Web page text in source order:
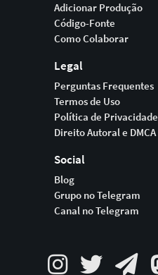
Adicionar Produção
Código-Fonte
Como Colaborar
Legal
Perguntas Frequentes
Termos de Uso
Política de Privacidade
Direito Autoral e DMCA
Social
Blog
Grupo no Telegram
Canal no Telegram